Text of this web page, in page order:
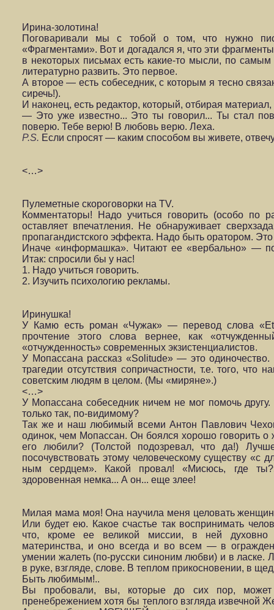
Ирина-золотина!
Поговаривали мы с тобой о том, что нужно
«Фрагментами». Вот и догадался я, что эти
в некоторых письмах есть какие-то мысли, по
литературно развить. Это первое.
А второе — есть собеседник, с которым я тесно
сиречь!).
И наконец, есть редактор, который, отбирая материал,
— Это уже известно... Это ты говорил... Ты стал
поверю. Тебе верю! В любовь верю. Леха.
P.S. Если спросят — каким способом вы живете,
<…>
Пулеметные скороговорки на TV.
Комментаторы! Надо учиться говорить (особо
оставляет впечатления. Не обнаруживает
пропагандистского эффекта. Надо быть оратором.
Иначе «информашка». Читают ее «вербально» —
Итак: спросили бы у нас!
1. Надо учиться говорить.
2. Изучить психологию рекламы.
Иринушка!
У Камю есть роман «Чужак» — перевод слова
прочтение этого слова вернее, как
«отчужденность» современных экзистенци­алистов.
У Мопассана рассказ «Solitude» — это
трагедии отсутствия сопричастности, т.е. того,
советским людям в целом. (Мы «миряне».)
<…>
У Мопассана собеседник ничем не мог помочь
только так, по-видимому?
Так же и наш любимый всеми Антон Павлович
одинок, чем Мопассан. Он боялся хорошо гово­рить
его любили? (Толстой подо­зревал, что да!)
посочувствовать этому человеческому существу «с
ным сердцем». Какой провал! «Мисюсь, где
здоровенная немка... А он... еще злее!
Милая мама моя! Она научила меня целовать
Или будет ею. Какое счастье так восприни­мать
что, кроме ее великой миссии, в ней духовно
материнства, и оно всегда и во всем — в
умении жалеть (по-русски синоним любви) и в ласке.
в руке, взгляде, слове. В теплом прикосновении, в
Быть любимым!..
Вы пробовали, вы, которые до сих пор,
пренебрежением хотя бы теплого взгляда